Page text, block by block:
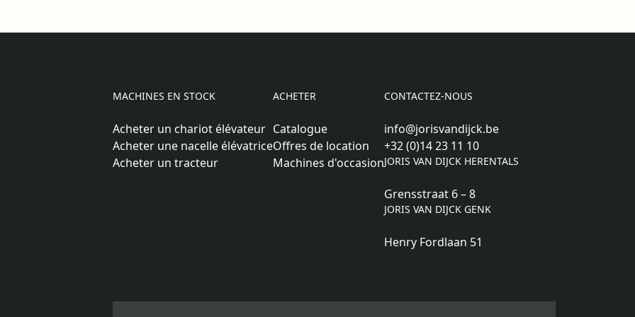
MACHINES EN STOCK
Acheter un chariot élévateur
Acheter une nacelle élévatrice
Acheter un tracteur
ACHETER
Catalogue
Offres de location
Machines d'occasion
CONTACTEZ-NOUS
info@jorisvandijck.be
+32 (0)14 23 11 10
JORIS VAN DIJCK HERENTALS
Grensstraat 6 – 8
JORIS VAN DIJCK GENK
Henry Fordlaan 51